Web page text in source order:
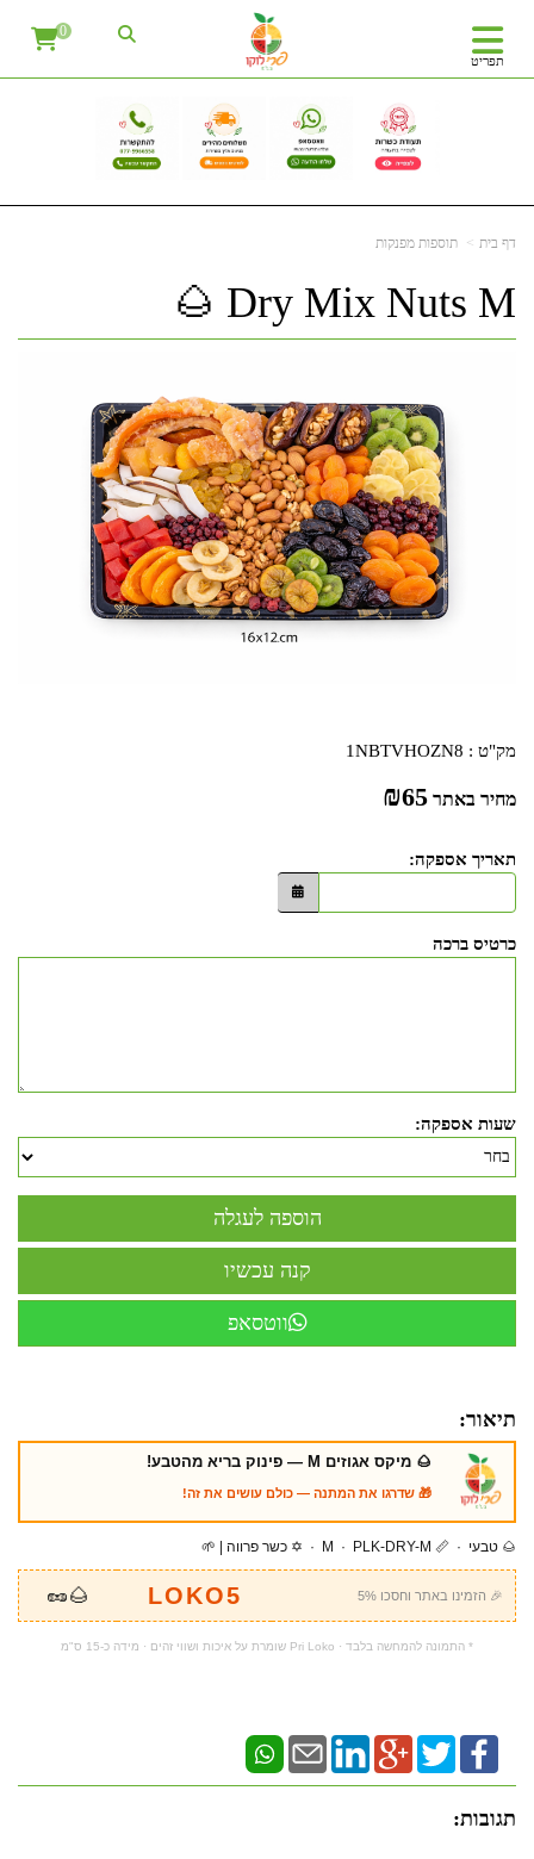
תפריט
0
דף בית תוספות מפנקות
Dry Mix Nuts M 🌰
מק"ט : 1NBTVHOZN8
מחיר באתר ₪65
תאריך אספקה:
כרטיס ברכה
שעות אספקה:
ווטסאפ
תיאור:
🌰 מיקס אגוזים M — פינוק בריא מהטבע!
🎁 שדרגו את המתנה — כולם עושים את זה!
🌰 טבעי · 📏 M · PLK-DRY-M · ✡️ כשר פרווה | 🌱
🎉 הזמינו באתר וחסכו 5% LOKO5
🌰🥜
* התמונה להמחשה בלבד · Pri Loko שומרת על איכות ושווי זהים · מידה כ-15 ס"מ
תגובות: